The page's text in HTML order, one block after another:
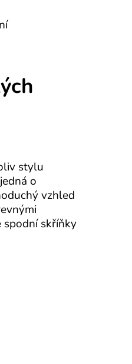
stylu
o
vzhled
spodní skříňky